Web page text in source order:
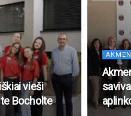
vieši
Bocholte